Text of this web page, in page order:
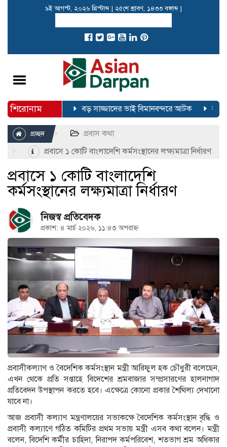
৯ই আগস্ট, ২০২৬ খ্রিস্টাব্দ | ২৫শে শ্রাবণ, ১৪৩৩ বঙ্গাব্দ |
Toggle
শিরোনাম
বিজি-৩০৬ বড় সাজ্জাদের ভাই বিমানবন্দরে আটক
প্রচ্ছদ
প্রবাস কথা
প্রবাসে ১ কোটি বাংলাদেশি কর্মসংস্থানের লক্ষ্যমাত্রা নির্ধারণ
প্রবাসে ১ কোটি বাংলাদেশি
কর্মসংস্থানের লক্ষ্যমাত্রা নির্ধারণ
নিজস্ব প্রতিবেদক
প্রকাশ: ৪ মার্চ ২০২৬, ১১:৪৩ অপরাহ্ন
প্রবাসীকল্যাণ ও বৈদেশিক কর্মসংস্থান মন্ত্রী আরিফুল হক চৌধুরী বলেছেন,
এখন থেকে প্রতি সপ্তাহে বিদেশের শ্রমবাজার সম্প্রসারণের হালনাগাদ
প্রতিবেদন উপস্থাপন করতে হবে। এক্ষেত্রে কোনো প্রকার শৈথিল্য দেখানো
যাবে না।
আজ প্রবাসী কল্যাণ মন্ত্রণালয়ের সভাকক্ষে বৈদেশিক কর্মসংস্থান বৃদ্ধি ও
প্রবাসী কল্যাণে গঠিত কমিটির প্রথম সভায় মন্ত্রী এসব কথা বলেন। মন্ত্রী
বলেন, বিদেশি কর্মীর চাহিদা, নিরাপদ কর্মপরিবেশ, শতভাগ শ্রম অধিকার